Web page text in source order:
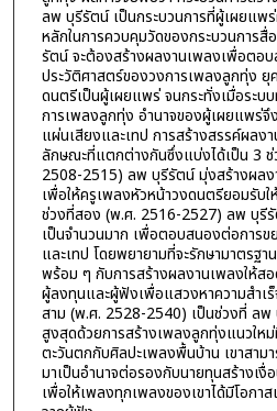
ลพ บุรีรัตน์ เป็นกระบวนการที่ผู้เผยแพ
หลักในการควบคุมวัดของกระบวนการ
รัตน์ จะต้องสร้างผลงานเพลงเพื่อตอ
ประวัติศาสตร์ของวงการเพลงลูกทุ่ง ยุ
ดนตรีเป็นผู้เผยแพร่ จนกระทั่งเมื่อระ
การเพลงลูกทุ่ง อำนาจของผู้เผยแพร่
แผ่นเสียงและเทป การสร้างสรรค์ผล
ลักษณะที่แตกต่างกันซึ่งแบ่งได้เป็น 3 ช่
2508-2515) ลพ บุรีรัตน์ มุ่งสร้างผลง
เพื่อให้ครูเพลงหัวหน้าวงดนตรียอมรับ
ช่วงที่สอง (พ.ศ. 2516-2527) ลพ บุรี
เป็นจำนวนมาก เพื่อตอบสนองต่อการ
และเทป โดยพยายามที่จะรักษามาตรฐา
พร้อม ๆ กับการสร้างผลงานเพลงให้ส
ผู้ลงทุนและผู้ฟังเพื่อแสวงหาความสำเ
สาม (พ.ศ. 2528-2540) เป็นช่วงที่ ลพ
สูงสุดด้วยการสร้างเพลงลูกทุ่งแนวให
ตะวันตกกับศิลปะเพลงพื้นบ้าน เขาสาม
มาเป็นอำนาจต่อรองกับนายทุนสร้างเงื่
เพื่อให้เพลงทุกเพลงของเขาได้มีโอกา